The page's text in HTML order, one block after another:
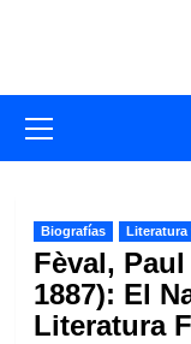
primario
Biografías Literatura
Fèval,
1887): El
Literatura